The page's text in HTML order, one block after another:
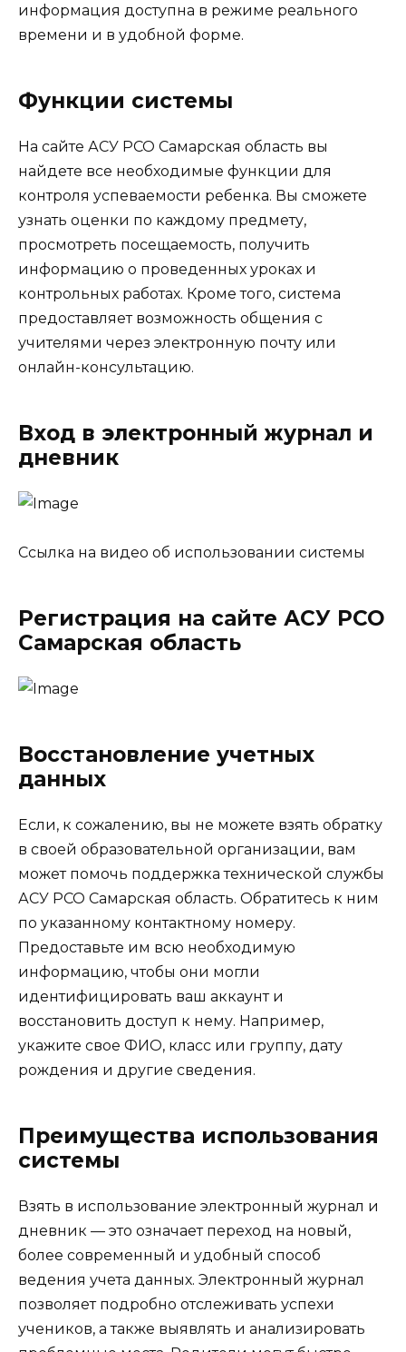
информация доступна в режиме реального
времени и в удобной форме.
Функции системы
На сайте АСУ РСО Самарская область вы
найдете все необходимые функции для
контроля успеваемости ребенка. Вы сможете
узнать оценки по каждому предмету,
просмотреть посещаемость, получить
информацию о проведенных уроках и
контрольных работах. Кроме того, система
предоставляет возможность общения с
учителями через электронную почту или
онлайн-консультацию.
Вход в электронный журнал и
дневник
Ссылка на видео об использовании системы
Регистрация на сайте АСУ РСО
Самарская область
Восстановление учетных
данных
Если, к сожалению, вы не можете взять обратку
в своей образовательной организации, вам
может помочь поддержка технической службы
АСУ РСО Самарская область. Обратитесь к ним
по указанному контактному номеру.
Предоставьте им всю необходимую
информацию, чтобы они могли
идентифицировать ваш аккаунт и
восстановить доступ к нему. Например,
укажите свое ФИО, класс или группу, дату
рождения и другие сведения.
Преимущества использования
системы
Взять в использование электронный журнал и
дневник — это означает переход на новый,
более современный и удобный способ
ведения учета данных. Электронный журнал
позволяет подробно отслеживать успехи
учеников, а также выявлять и анализировать